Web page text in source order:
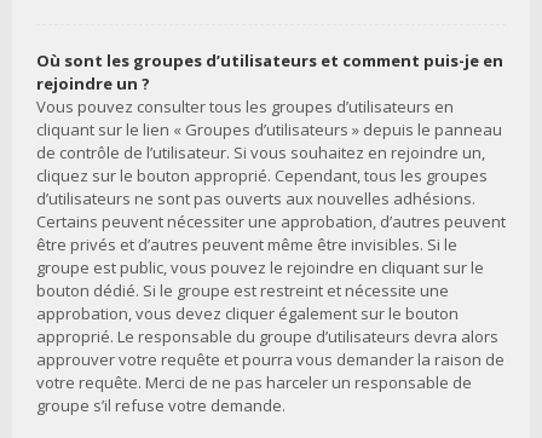
Où sont les groupes d’utilisateurs et comment puis-je en
rejoindre un ?
Vous pouvez consulter tous les groupes d’utilisateurs en
cliquant sur le lien « Groupes d’utilisateurs » depuis le panneau
de contrôle de l’utilisateur. Si vous souhaitez en rejoindre un,
cliquez sur le bouton approprié. Cependant, tous les groupes
d’utilisateurs ne sont pas ouverts aux nouvelles adhésions.
Certains peuvent nécessiter une approbation, d’autres peuvent
être privés et d’autres peuvent même être invisibles. Si le
groupe est public, vous pouvez le rejoindre en cliquant sur le
bouton dédié. Si le groupe est restreint et nécessite une
approbation, vous devez cliquer également sur le bouton
approprié. Le responsable du groupe d’utilisateurs devra alors
approuver votre requête et pourra vous demander la raison de
votre requête. Merci de ne pas harceler un responsable de
groupe s’il refuse votre demande.